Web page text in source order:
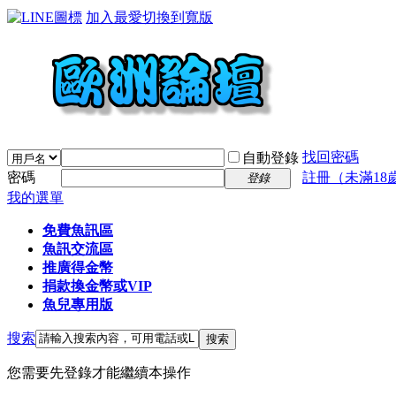
加入最愛切換到寬版
自動登錄 找回密碼
密碼
登錄
註冊（未滿18
我的選單
免費魚訊區
魚訊交流區
推廣得金幣
捐款換金幣或VIP
魚兒專用版
搜索 搜索
您需要先登錄才能繼續本操作